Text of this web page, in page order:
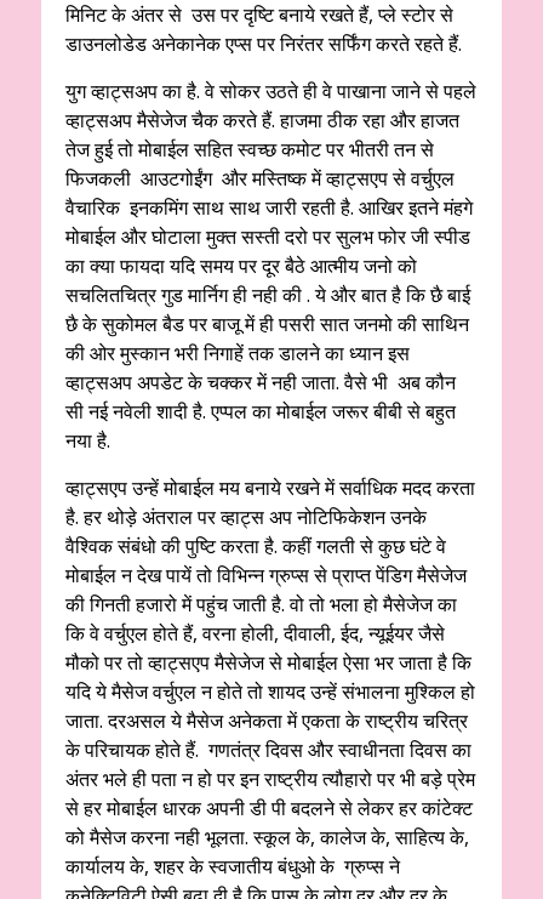
मिनिट के अंतर से उस पर दृष्टि बनाये रखते हैं, प्ले स्टोर से
डाउनलोडेड अनेकानेक एप्स पर निरंतर सर्फिंग करते रहते हैं.
युग व्हाट्सअप का है. वे सोकर उठते ही वे पाखाना जाने से पहले
व्हाट्सअप मैसेजेज चैक करते हैं. हाजमा ठीक रहा और हाजत
तेज हुई तो मोबाईल सहित स्वच्छ कमोट पर भीतरी तन से
फिजकली आउटगोईंग और मस्तिष्क में व्हाट्सएप से वर्चुएल
वैचारिक इनकमिंग साथ साथ जारी रहती है. आखिर इतने मंहगे
मोबाईल और घोटाला मुक्त सस्ती दरो पर सुलभ फोर जी स्पीड
का क्या फायदा यदि समय पर दूर बैठे आत्मीय जनो को
सचलितचित्र गुड मार्निग ही नही की . ये और बात है कि छै बाई
छै के सुकोमल बैड पर बाजू में ही पसरी सात जनमो की साथिन
की ओर मुस्कान भरी निगाहें तक डालने का ध्यान इस
व्हाट्सअप अपडेट के चक्कर में नही जाता. वैसे भी अब कौन
सी नई नवेली शादी है. एप्पल का मोबाईल जरूर बीबी से बहुत
नया है.
व्हाट्सएप उन्हें मोबाईल मय बनाये रखने में सर्वाधिक मदद करता
है. हर थोड़े अंतराल पर व्हाट्स अप नोटिफिकेशन उनके
वैश्विक संबंधो की पुष्टि करता है. कहीं गलती से कुछ घंटे वे
मोबाईल न देख पायें तो विभिन्न ग्रुप्स से प्राप्त पेंडिग मैसेजेज
की गिनती हजारो में पहुंच जाती है. वो तो भला हो मैसेजेज का
कि वे वर्चुएल होते हैं, वरना होली, दीवाली, ईद, न्यूईयर जैसे
मौको पर तो व्हाट्सएप मैसेजेज से मोबाईल ऐसा भर जाता है कि
यदि ये मैसेज वर्चुएल न होते तो शायद उन्हें संभालना मुश्किल हो
जाता. दरअसल ये मैसेज अनेकता में एकता के राष्ट्रीय चरित्र
के परिचायक होते हैं. गणतंत्र दिवस और स्वाधीनता दिवस का
अंतर भले ही पता न हो पर इन राष्ट्रीय त्यौहारो पर भी बड़े प्रेम
से हर मोबाईल धारक अपनी डी पी बदलने से लेकर हर कांटेक्ट
को मैसेज करना नही भूलता. स्कूल के, कालेज के, साहित्य के,
कार्यालय के, शहर के स्वजातीय बंधुओ के ग्रुप्स ने